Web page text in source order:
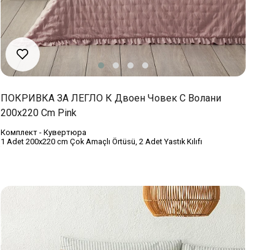
ПОКРИВКА ЗА ЛЕГЛО К Двоен Човек С Волани
200x220 Cm Pink
Комплект - Кувертюра
1 Adet 200x220 cm Çok Amaçlı Örtüsü, 2 Adet Yastık Kılıfı